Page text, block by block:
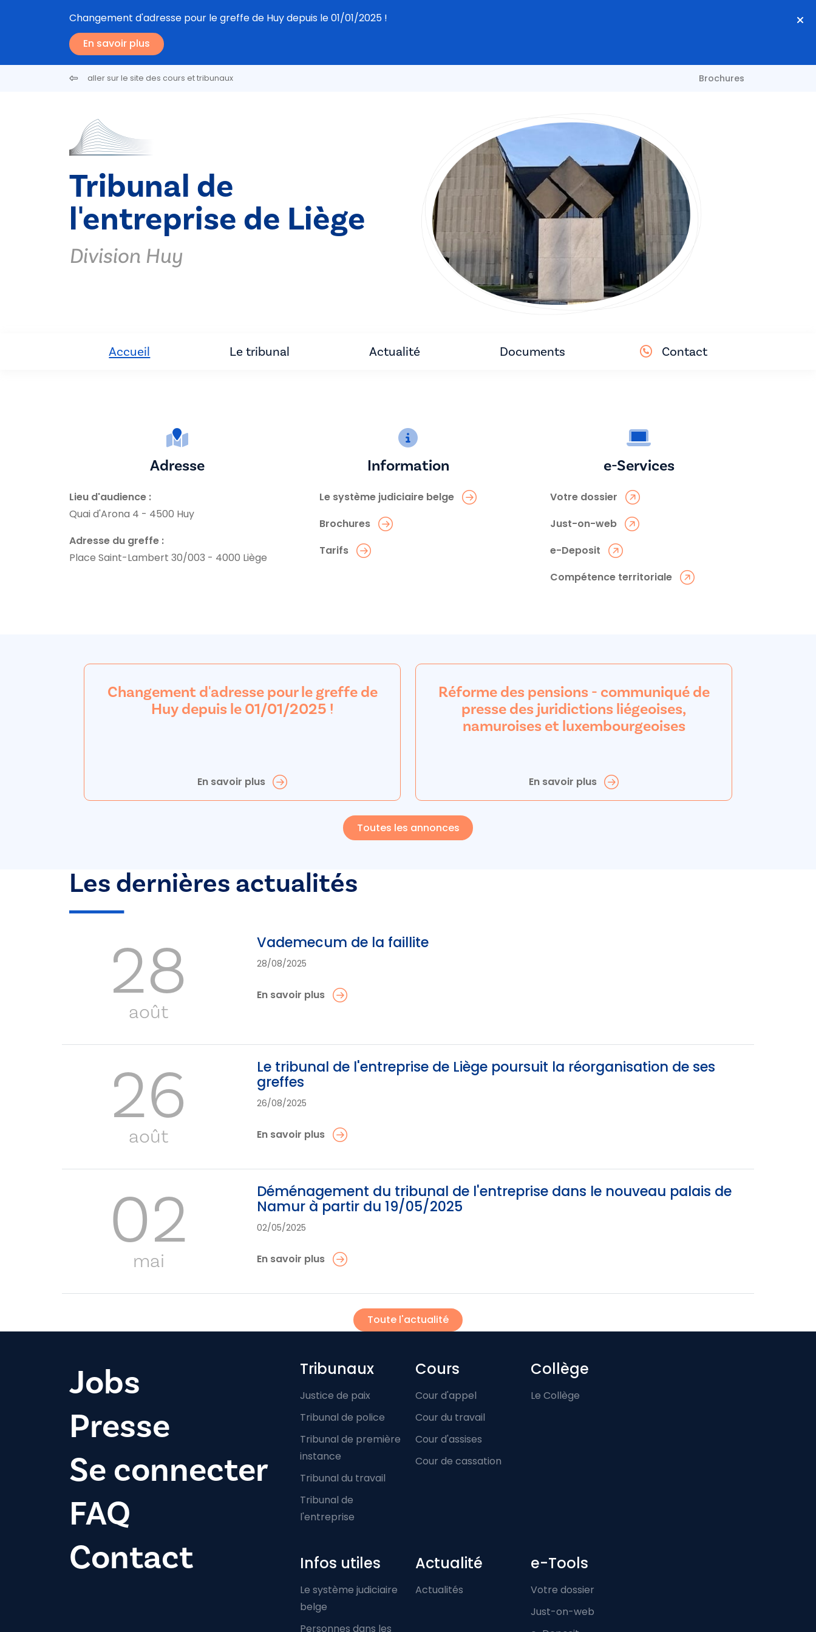
Changement d'adresse pour le greffe de Huy depuis le 01/01/2025 !
En savoir plus
aller sur le site des cours et tribunaux Brochures
Tribunal de
l'entreprise de Liège
Division Huy
Accueil Le tribunal Actualité Documents Contact
Adresse
Lieu d'audience :
Quai d'Arona 4 - 4500 Huy
Adresse du greffe :
Place Saint-Lambert 30/003 - 4000 Liège
Information
Le système judiciaire belge
Brochures
Tarifs
e-Services
Votre dossier
Just-on-web
e-Deposit
Compétence territoriale
Changement d'adresse pour le greffe de
Huy depuis le 01/01/2025 !
En savoir plus
Réforme des pensions - communiqué de
presse des juridictions liégeoises,
namuroises et luxembourgeoises
En savoir plus
Toutes les annonces
Les dernières actualités
28
août
Vademecum de la faillite
28/08/2025
En savoir plus
26
août
Le tribunal de l'entreprise de Liège poursuit la réorganisation de ses
greffes
26/08/2025
En savoir plus
02
mai
Déménagement du tribunal de l'entreprise dans le nouveau palais de
Namur à partir du 19/05/2025
02/05/2025
En savoir plus
Toute l'actualité
Jobs
Presse
Se connecter
FAQ
Contact
Footer-menu
Tribunaux
Justice de paix
Tribunal de police
Tribunal de première
instance
Tribunal du travail
Tribunal de
l'entreprise
Cours
Cour d'appel
Cour du travail
Cour d'assises
Cour de cassation
Collège
Le Collège
Infos utiles
Le système judiciaire
belge
Personnes dans les
Actualité
Actualités
e-Tools
Votre dossier
Just-on-web